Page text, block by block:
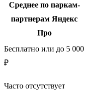
Среднее по паркам-
партнерам Яндекс
Про
Бесплатно или до 5 000
₽
Часто отсутствует